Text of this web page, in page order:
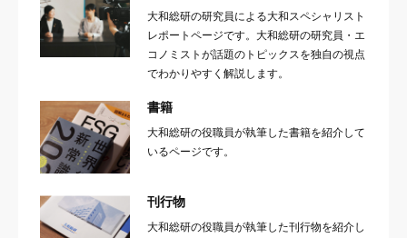
大和総研の研究員による大和スペシャリスト
レポートページです。大和総研の研究員・エ
コノミストが話題のトピックスを独自の視点
でわかりやすく解説します。
書籍
大和総研の役職員が執筆した書籍を紹介して
いるページです。
刊行物
大和総研の役職員が執筆した刊行物を紹介し